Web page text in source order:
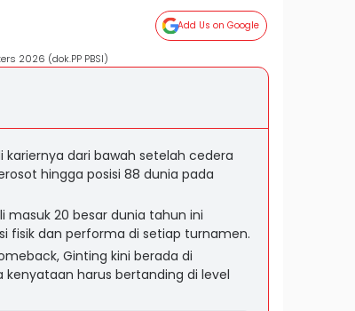
Add Us on Google
2026 (dok.PP PBSI)
dari bawah setelah cedera
hingga posisi 88 dunia pada
20 besar dunia tahun ini
fisik dan performa di setiap turnamen.
Ginting kini berada di
harus bertanding di level